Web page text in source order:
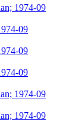
1974-09
09
09
09
1974-09
1974-09